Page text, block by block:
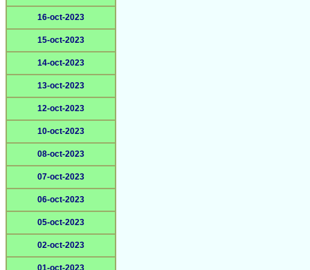
16-oct-2023
15-oct-2023
14-oct-2023
13-oct-2023
12-oct-2023
10-oct-2023
08-oct-2023
07-oct-2023
06-oct-2023
05-oct-2023
02-oct-2023
01-oct-2023